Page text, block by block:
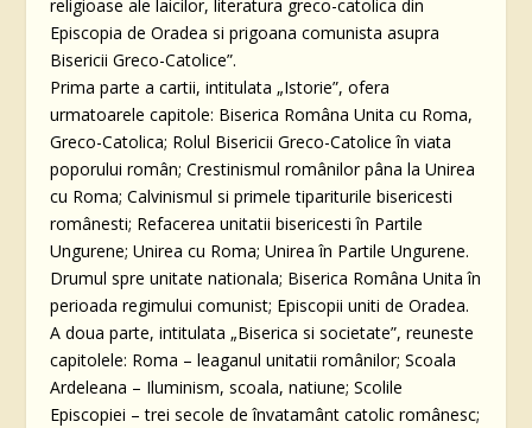
religioase ale laicilor, literatura greco-catolica din
Episcopia de Oradea si prigoana comunista asupra
Bisericii Greco-Catolice”.
Prima parte a cartii, intitulata „Istorie”, ofera
urmatoarele capitole: Biserica Româna Unita cu Roma,
Greco-Catolica; Rolul Bisericii Greco-Catolice în viata
poporului român; Crestinismul românilor pâna la Unirea
cu Roma; Calvinismul si primele tipariturile bisericesti
românesti; Refacerea unitatii bisericesti în Partile
Ungurene; Unirea cu Roma; Unirea în Partile Ungurene.
Drumul spre unitate nationala; Biserica Româna Unita în
perioada regimului comunist; Episcopii uniti de Oradea.
A doua parte, intitulata „Biserica si societate”, reuneste
capitolele: Roma – leaganul unitatii românilor; Scoala
Ardeleana – Iluminism, scoala, natiune; Scolile
Episcopiei – trei secole de învatamânt catolic românesc;